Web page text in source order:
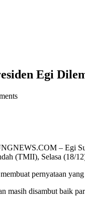
Egi
– Egi
(TMII), Selasa (18/
pernyataan
masih disambut baik